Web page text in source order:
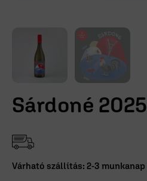
Sárdoné 2025
Várható szállítás: 2-3 munkanap